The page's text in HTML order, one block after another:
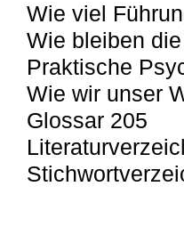
Wie viel
Wie bleiben
Praktische
Wie wir unser
Glossar 205